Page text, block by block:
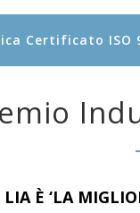
Certificato ISO
LIA È ‘LA